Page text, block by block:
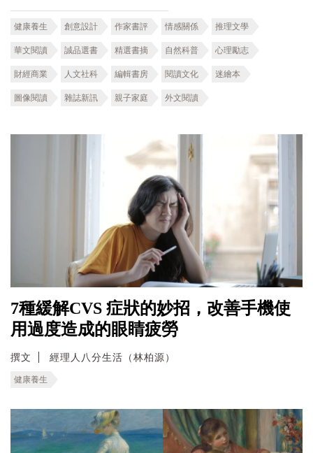
健康養生 創意設計 作家書評 情感關係 推理文學
華文閱讀 誠品選書 精選書摘 自然科普 心理勵志
財經商業 人文社科 編輯書房 閱讀文化 迷繪本
圖像閱讀 雜誌新訊 親子家庭 外文閱讀
7種緩解CVS 症狀的妙招，改善手機使
用過度造成的眼睛疲勞
撰文 經理人八分生活（林柏源）
健康養生